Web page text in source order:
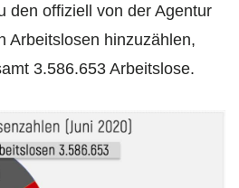
den offiziell von der Agentur
Arbeitslosen hinzuzählen,
3.586.653 Arbeitslose.